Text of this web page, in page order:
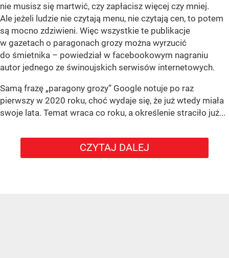
nie musisz się martwić, czy zapłacisz więcej czy mniej.
Ale jeżeli ludzie nie czytają menu, nie czytają cen, to potem
są mocno zdziwieni. Więc wszystkie te publikacje
w gazetach o paragonach grozy można wyrzucić
do śmietnika – powiedział w facebookowym nagraniu
autor jednego ze świnoujskich serwisów internetowych.
Samą frazę „paragony grozy” Google notuje po raz
pierwszy w 2020 roku, choć wydaje się, że już wtedy miała
swoje lata. Temat wraca co roku, a określenie straciło już...
CZYTAJ DALEJ